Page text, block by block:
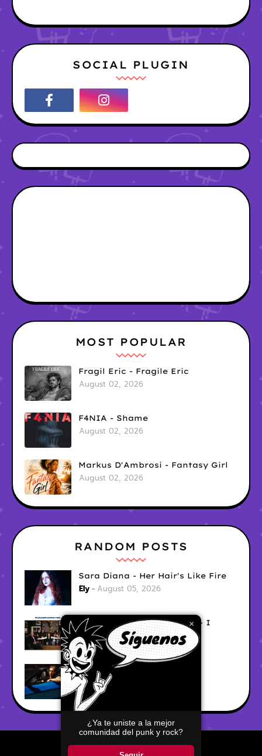
SOCIAL PLUGIN
×
¿Ya te uniste a la mejor
comunidad del punk y rock?
MOST POPULAR
Fragil Eric - Fragile Eric
August 02, 2026
F4NIA - Shame
August 02, 2026
Markus D'Ambrosi - Fantasy Girl
August 02, 2026
RANDOM POSTS
Sara Diana - Her Hair's Like Fire
Ely August 05, 2026
Good Vibes Rollercoaster - I
Don't Care
Ely August 05, 2026
Hyperwulf - FaceTime
Ely August 04, 2026